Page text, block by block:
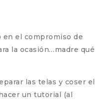
en el compromiso de
la ocasión…madre qué
las telas y coser el
un tutorial (al